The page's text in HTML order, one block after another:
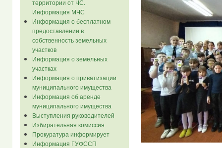
территории от ЧС.
Информация МЧС
Информация о бесплатном
предоставлении в
собственность земельных
участков
Информация о земельных
участках
Информация о приватизации
муниципального имущества
Информация об аренде
муниципального имущества
Выступления руководителей
Избирательная комиссия
Прокуратура информирует
Информация ГУФССП